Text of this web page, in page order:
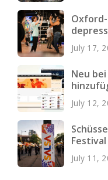
July 17,
Neu
July 12,
July 11,